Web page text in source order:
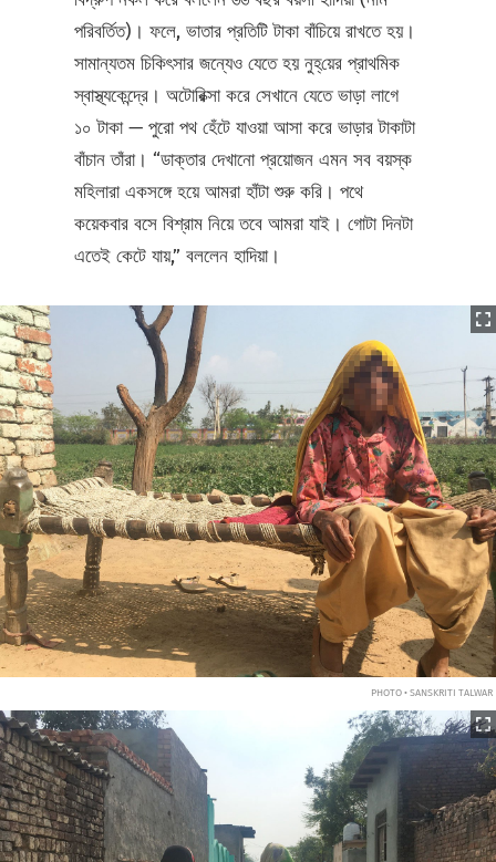
পরিবর্তিত)। ফলে, ভাতার প্রতিটি টাকা বাঁচিয়ে রাখতে হয়।
সামান্যতম চিকিৎসার জন্যেও যেতে হয় নুহ্‌য়ের প্রাথমিক
স্বাস্থ্যকেন্দ্রে। অটোরিক্সা করে সেখানে যেতে ভাড়া লাগে
১০ টাকা — পুরো পথ হেঁটে যাওয়া আসা করে ভাড়ার টাকাটা
বাঁচান তাঁরা। “ডাক্তার দেখানো প্রয়োজন এমন সব বয়স্ক
মহিলারা একসঙ্গে হয়ে আমরা হাঁটা শুরু করি। পথে
কয়েকবার বসে বিশ্রাম নিয়ে তবে আমরা যাই। গোটা দিনটা
এতেই কেটে যায়,” বললেন হাদিয়া।
PHOTO • SANSKRITI TALWAR